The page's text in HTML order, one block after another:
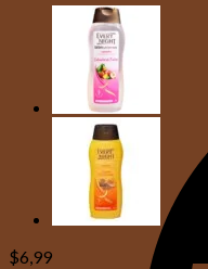
$6,99